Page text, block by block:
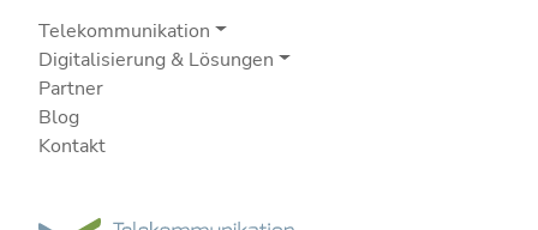
Telekommunikation
Digitalisierung & Lösungen
Partner
Blog
Kontakt